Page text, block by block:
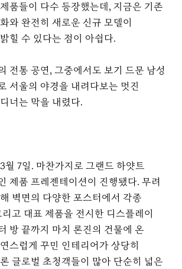
품들이 다수 등장했는데,지금은 기존
와 완전히 새로운 신규 모델이
힐 수 있다는 점이 아쉽다.
전통 공연,그중에서도 보기 드문 남성
서울의 야경을 내려다보는 멋진
너는 막을 내렸다.
3월 7일. 마찬가지로 그랜드 하얏트
제품 프레젠테이션이 진행됐다. 무려
벽면의 다양한 포스터에서 각종
리고 대표 제품을 전시한 디스플레이
방 끝까지 마치 론진의 건물에 온
스럽게 꾸민 인테리어가 상당히
글로벌 초청객들이 많아 단순히 넓은